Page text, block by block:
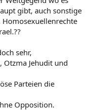
gibt, auch sonstige
sehr,
Otzma Jehudit und
Parteien die
Opposition.